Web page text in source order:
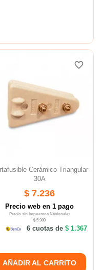
Cerámico Triangular
30A
$ 7.236
Precio web en 1 pago
Precio sin Impuestos Nacionales
$ 5.980
6 cuotas de$ 1.367
AÑADIR AL CARRITO
favorite_border
favorite_border